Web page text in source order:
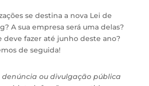
se destina a nova Lei de
A sua empresa será uma delas?
deve fazer até junho deste ano?
de seguida!
denúncia ou divulgação pública